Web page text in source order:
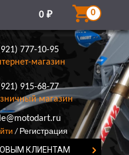
0 ₽ 0
777-10-95
магазин
915-68-77
магазин
777-10-95
/ Регистрация
КЛИЕНТАМ